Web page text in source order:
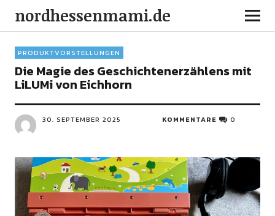
nordhessenmami.de
PRODUKTVORSTELLUNGEN
Die Magie des Geschichtenerzählens mit
LiLUMi von Eichhorn
30. SEPTEMBER 2025 KOMMENTARE 0